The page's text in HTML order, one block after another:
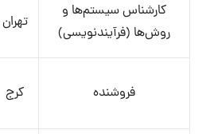
کارشناس سیستم‌ها و
روش‌ها (فرآیندنویسی)
تهران
فروشنده کرج